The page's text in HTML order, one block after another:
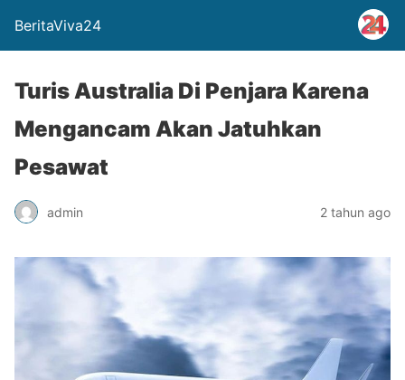
BeritaViva24
Turis Australia Di Penjara Karena
Mengancam Akan Jatuhkan
Pesawat
admin 2 tahun ago